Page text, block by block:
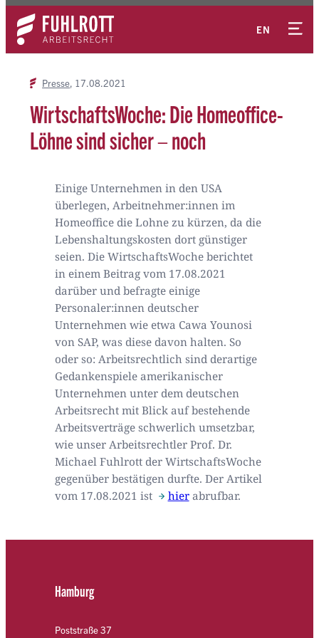
Zum
Inhalt
springen
EN
Kontakt
Presse 17.08.2021
WirtschaftsWoche: Die Homeoffice-
Löhne sind sicher – noch
Einige Unternehmen in den USA
überlegen, Arbeitnehmer:innen im
Homeoffice die Lohne zu kürzen, da die
Lebenshaltungskosten dort günstiger
seien. Die WirtschaftsWoche berichtet
in einem Beitrag vom 17.08.2021
darüber und befragte einige
Personaler:innen deutscher
Unternehmen wie etwa Cawa Younosi
von SAP, was diese davon halten. So
oder so: Arbeitsrechtlich sind derartige
Gedankenspiele amerikanischer
Unternehmen unter dem deutschen
Arbeitsrecht mit Blick auf bestehende
Arbeitsverträge schwerlich umsetzbar,
wie unser Arbeitsrechtler Prof. Dr.
Michael Fuhlrott der WirtschaftsWoche
gegenüber bestätigen durfte. Der Artikel
vom 17.08.2021 ist
hierabrufbar.
Hamburg
Poststraße 37